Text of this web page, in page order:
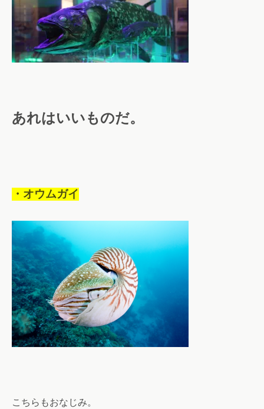
あれはいいものだ。
・オウムガイ
こちらもおなじみ。